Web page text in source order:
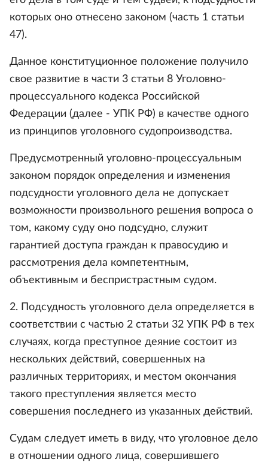
которых оно отнесено законом (часть 1 статьи
47).
Данное конституционное положение получило
свое развитие в части 3 статьи 8 Уголовно-
процессуального кодекса Российской
Федерации (далее - УПК РФ) в качестве одного
из принципов уголовного судопроизводства.
Предусмотренный уголовно-процессуальным
законом порядок определения и изменения
подсудности уголовного дела не допускает
возможности произвольного решения вопроса о
том, какому суду оно подсудно, служит
гарантией доступа граждан к правосудию и
рассмотрения дела компетентным,
объективным и беспристрастным судом.
2. Подсудность уголовного дела определяется в
соответствии с частью 2 статьи 32 УПК РФ в тех
случаях, когда преступное деяние состоит из
нескольких действий, совершенных на
различных территориях, и местом окончания
такого преступления является место
совершения последнего из указанных действий.
Судам следует иметь в виду, что уголовное дело
в отношении одного лица, совершившего